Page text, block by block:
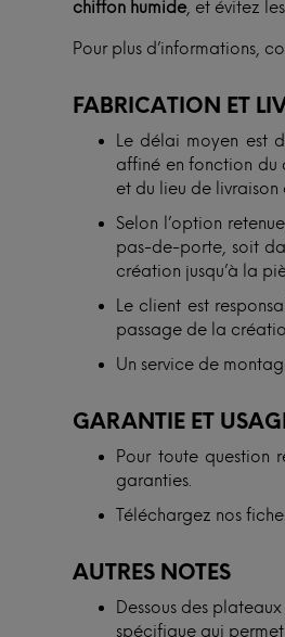
chiffon humide, et évitez
Pour plus d’informations,
FABRICATION ET
Le délai moyen est
affiné en fonction du
et du lieu de
Selon l’option
pas-de-porte, soit
création jusqu’à la
Le client est
passage de la
Un service de
GARANTIE ET
Pour toute question
garanties.
Téléchargez nos
AUTRES NOTES
Dessous des
spécifique qui